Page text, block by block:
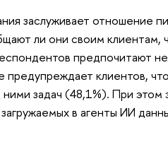
заслуживает отношение
ли они своим клиентам,
предпочитают
предупреждает клиентов,
задач (48,1%). При
в агенты ИИ